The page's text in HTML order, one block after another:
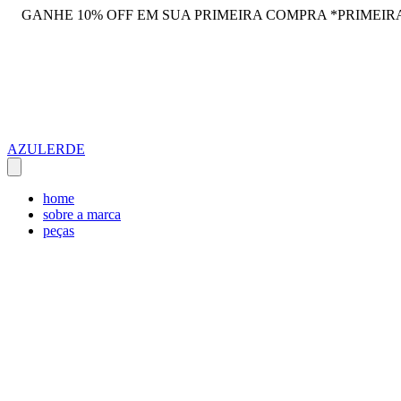
GANHE 10% OFF EM SUA PRIMEIRA COMPRA
AZULERDE
home
sobre a marca
peças